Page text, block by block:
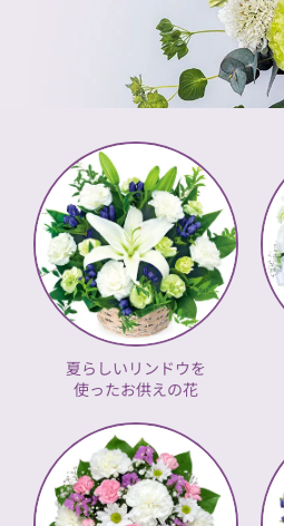
夏らしいリンドウを
使ったお供えの花